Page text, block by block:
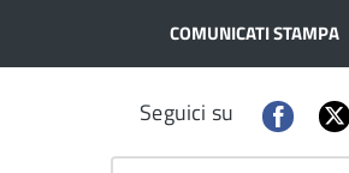
COMUNICATI STAMPA
Seguici su